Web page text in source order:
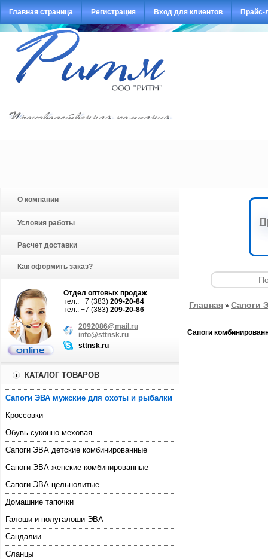
Главная страница Регистрация Вход для клиентов Прайс-
О компании
Условия работы
Расчет доставки
Как оформить заказ?
Отдел оптовых продаж
тел.: +7 (383) 209-20-84
тел.: +7 (383) 209-20-86
2092086@mail.ru
info@sttnsk.ru
sttnsk.ru
КАТАЛОГ ТОВАРОВ
Cапоги ЭВА мужские для охоты и рыбалки
Кроссовки
Обувь суконно-меховая
Сапоги ЭВА детские комбинированные
Сапоги ЭВА женские комбинированные
Сапоги ЭВА цельнолитые
Домашние тапочки
Галоши и полугалоши ЭВА
Сандалии
Сланцы
Главная » Cапоги
Сапоги